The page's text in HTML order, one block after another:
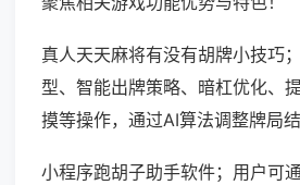
真人天天麻将有没有胡牌小技巧
型、智能出牌策略、暗杠优化、
摸等操作，通过AI算法调整牌局结
小程序跑胡子助手软件；用户可